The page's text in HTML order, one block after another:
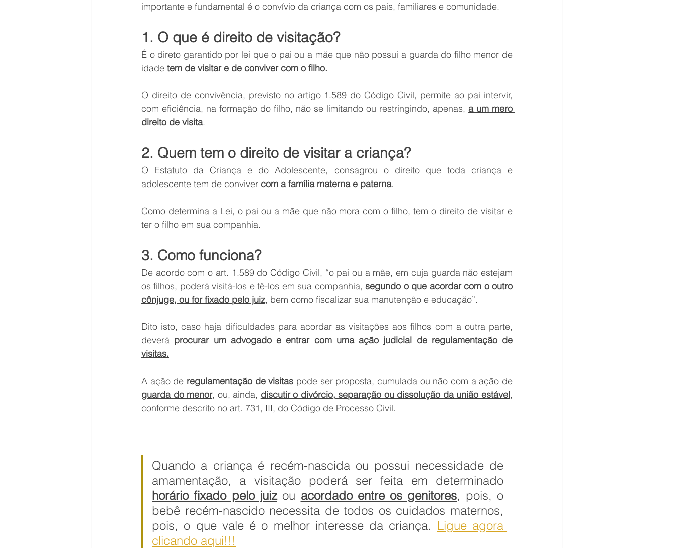
importante e fundamental é o convívio da criança com os pais, familiares e comunidade.
1. O que é direito de visitação?
É o direto garantido por lei que o pai ou a mãe que não possui a guarda do filho menor de
idade tem de visitar e de conviver com o filho.
O direito de convivência, previsto no artigo 1.589 do Código Civil, permite ao pai intervir,
com eficiência, na formação do filho, não se limitando ou restringindo, apenas, a um mero
direito de visita.
2. Quem tem o direito de visitar a criança?
O Estatuto da Criança e do Adolescente, consagrou o direito que toda criança e
adolescente tem de conviver com a família materna e paterna.
Como determina a Lei, o pai ou a mãe que não mora com o filho, tem o direito de visitar e
ter o filho em sua companhia.
3. Como funciona?
De acordo com o art. 1.589 do Código Civil, “o pai ou a mãe, em cuja guarda não estejam
os filhos, poderá visitá-los e tê-los em sua companhia, segundo o que acordar com o outro
cônjuge, ou for fixado pelo juiz, bem como fiscalizar sua manutenção e educação”.
Dito isto, caso haja dificuldades para acordar as visitações aos filhos com a outra parte,
deverá procurar um advogado e entrar com uma ação judicial de regulamentação de
visitas.
A ação de regulamentação de visitas
guarda do menor, ou, ainda, discutir o divórcio, separação ou dissolução da união estável,
conforme descrito no art. 731, III, do Código de Processo Civil.
Quando a criança é recém-nascida ou possui necessidade de
horário fixado pelo juiz ou acordado entre os genitores, pois, o
bebê recém-nascido necessita de todos os cuidados maternos,
pois, o que vale é o melhor interesse da criança. Ligue agora
clicando aqui!!!